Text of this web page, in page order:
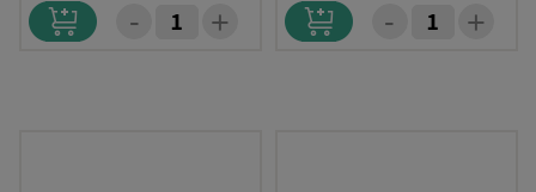
+
-
+
-